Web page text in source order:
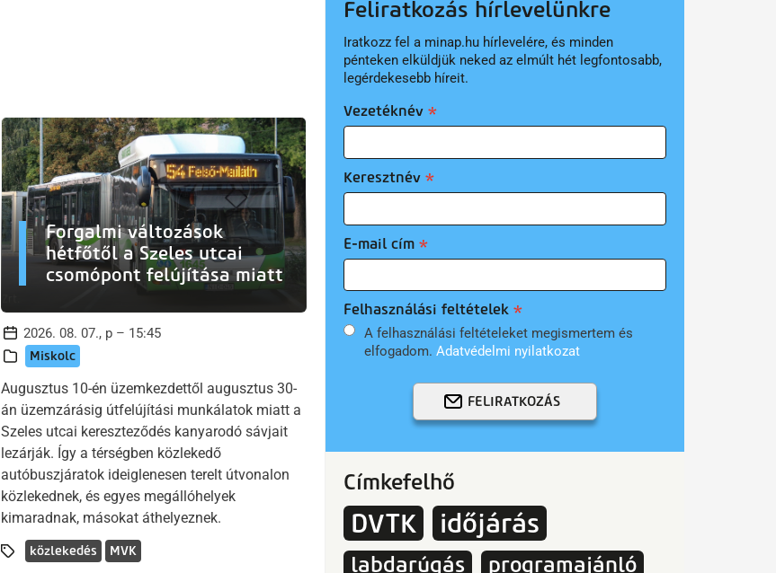
Forgalmi változások
hétfőtől a Szeles utcai
csomópont felújítása miatt
2026. 08. 07., p – 15:45
Miskolc
Augusztus 10-én üzemkezdettől augusztus 30-
án üzemzárásig útfelújítási munkálatok miatt a
Szeles utcai kereszteződés kanyarodó sávjait
lezárják. Így a térségben közlekedő
autóbuszjáratok ideiglenesen terelt útvonalon
közlekednek, és egyes megállóhelyek
kimaradnak, másokat áthelyeznek.
közlekedés MVK
Feliratkozás hírlevelünkre
Iratkozz fel a minap.hu hírlevelére, és minden
pénteken elküldjük neked az elmúlt hét legfontosabb,
legérdekesebb híreit.
Vezetéknév
Keresztnév
E-mail cím
Felhasználási feltételek
A felhasználási feltételeket megismertem és
elfogadom. Adatvédelmi nyilatkozat
FELIRATKOZÁS
Címkefelhő
DVTK időjárás
labdarúgás programajánló